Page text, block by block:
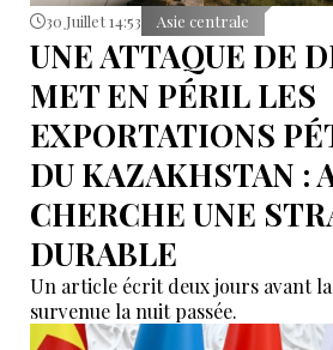
30 Juillet 14:53 Asie centrale
UNE ATTAQUE DE
MET EN PÉRIL LES
EXPORTATIONS
DU KAZAKHSTAN :
CHERCHE UNE
DURABLE
Un article écrit deux jours avant
survenue la nuit passée.